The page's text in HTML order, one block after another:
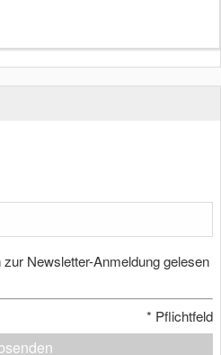
Newsletter-Anmeldung gelesen
* Pflichtfeld